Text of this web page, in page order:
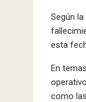
Según
esta
En
como